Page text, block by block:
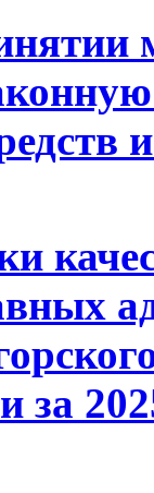
за